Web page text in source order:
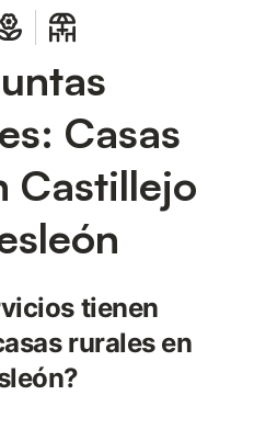
Casas
Castillejo
tienen
rurales en